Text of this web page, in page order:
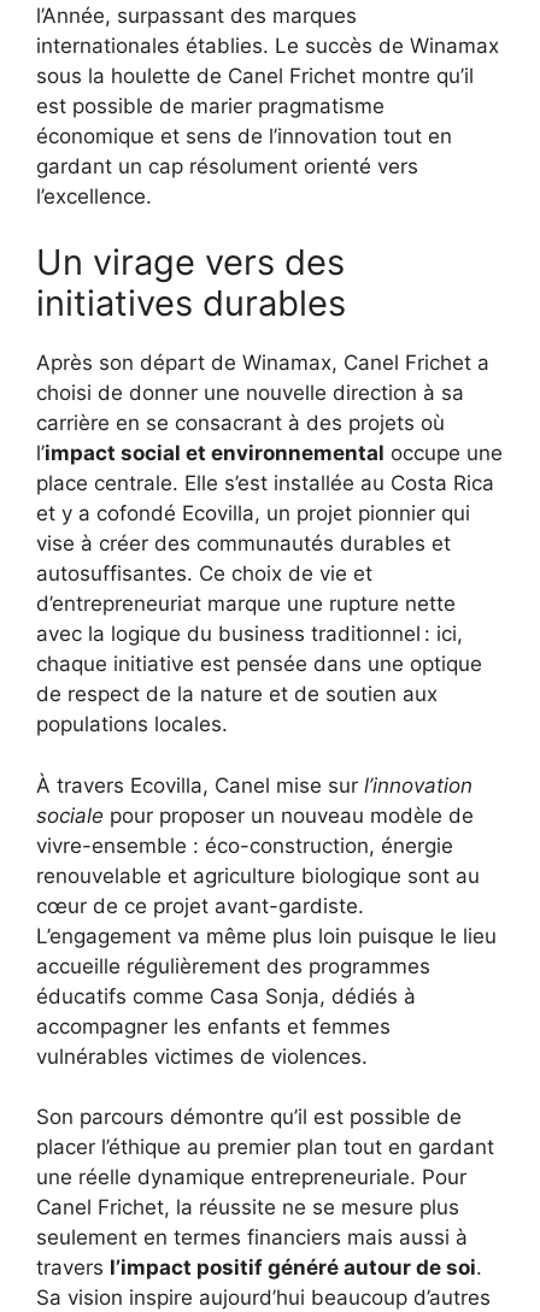
l’Année, surpassant des marques
internationales établies. Le succès de Winamax
sous la houlette de Canel Frichet montre qu’il
est possible de marier pragmatisme
économique et sens de l’innovation tout en
gardant un cap résolument orienté vers
l’excellence.
Un virage vers des
initiatives durables
Après son départ de Winamax, Canel Frichet a
choisi de donner une nouvelle direction à sa
carrière en se consacrant à des projets où
l’impact social et environnemental occupe une
place centrale. Elle s’est installée au Costa Rica
et y a cofondé Ecovilla, un projet pionnier qui
vise à créer des communautés durables et
autosuffisantes. Ce choix de vie et
d’entrepreneuriat marque une rupture nette
avec la logique du business traditionnel : ici,
chaque initiative est pensée dans une optique
de respect de la nature et de soutien aux
populations locales.
À travers Ecovilla, Canel mise sur l’innovation
sociale pour proposer un nouveau modèle de
vivre-ensemble : éco-construction, énergie
renouvelable et agriculture biologique sont au
cœur de ce projet avant-gardiste.
L’engagement va même plus loin puisque le lieu
accueille régulièrement des programmes
éducatifs comme Casa Sonja, dédiés à
accompagner les enfants et femmes
vulnérables victimes de violences.
Son parcours démontre qu’il est possible de
placer l’éthique au premier plan tout en gardant
une réelle dynamique entrepreneuriale. Pour
Canel Frichet, la réussite ne se mesure plus
seulement en termes financiers mais aussi à
travers l’impact positif généré autour de soi.
Sa vision inspire aujourd’hui beaucoup d’autres